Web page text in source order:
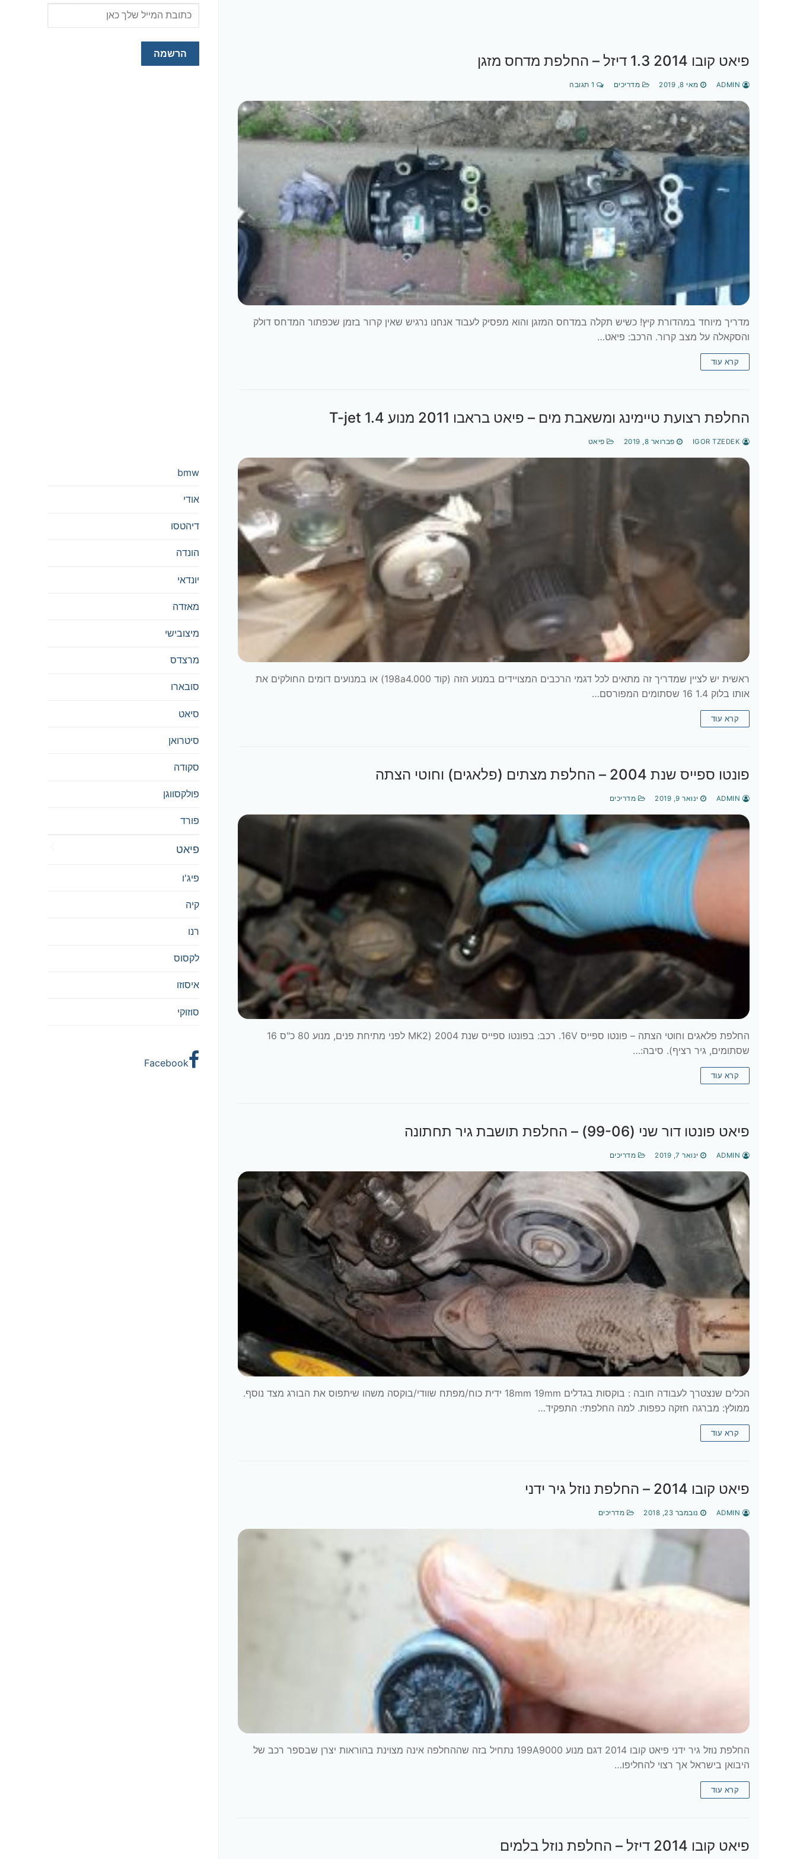
פיאט קובו 2014 1.3 דיזל – החלפת מדחס מזגן
מאי 8, 2019 מדריכים
מדריך מיוחד במהדורת קיץ! כשיש תקלה במדחס המזגן והוא מפסיק לעבוד אנחנו נרגיש שאין קרור בזמן שכפתור המדחס דולק
והסקאלה על מצב קרור. הרכב: פיאט…
קרא עוד
החלפת רצועת טיימינג ומשאבת מים – פיאט בראבו 2011 מנוע T-jet 1.4
פברואר 8, 2019 פיאט
ראשית יש לציין שמדריך זה מתאים לכל דגמי הרכבים המצויידים במנוע הזה (קוד 198a4.000) או במנועים דומים החולקים את
אותו בלוק 1.4 16 שסתומים המפורסם…
קרא עוד
פונטו ספייס שנת 2004 – החלפת מצתים (פלאגים) וחוטי הצתה
ינואר 9, 2019 מדריכים
החלפת פלאגים וחוטי הצתה – פונטו ספייס 16V. רכב: בפונטו ספייס שנת 2004 (MK2 לפני מתיחת פנים, מנוע 80 כ"ס 16
שסתומים, גיר רציף). סיבה:…
קרא עוד
פיאט פונטו דור שני (99-06) – החלפת תושבת גיר תחתונה
ינואר 7, 2019 מדריכים
הכלים שנצטרך לעבודה חובה : בוקסות בגדלים 18mm 19mm ידית כוח/מפתח שוודי/בוקסה משהו שיתפוס את הבורג מצד נוסף.
ממולץ: מברגה חזקה כפפות. למה החלפתי: התפקיד…
קרא עוד
פיאט קובו 2014 – החלפת נוזל גיר ידני
נובמבר 23, 2018 מדריכים
החלפת נוזל גיר ידני פיאט קובו 2014 דגם מנוע 199A9000‎ נתחיל בזה שההחלפה אינה מצוינת בהוראות יצרן שבספר רכב של
היבואן בישראל אך רצוי להחליפו…
קרא עוד
פיאט קובו 2014 דיזל – החלפת נוזל בלמים
bmw
אודי
דיהטסו
הונדה
יונדאי
מאזדה
מיצובישי
מרצדס
סובארו
סיאט
סיטרואן
סקודה
פולקסווגן
פורד
פיאט
פיג'ו
קיה
רנו
לקסוס
איסוזו
סוזוקי
Facebook